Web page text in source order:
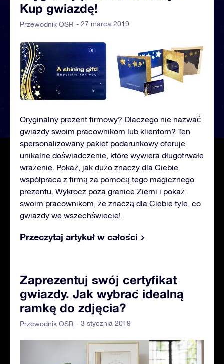
Kup gwiazdę!
Przewodnik OSR - 27 marca 2019
Oryginalny prezent firmowy? Dlaczego nie nazwać
gwiazdy swoim pracownikom lub klientom? Ten
spersonalizowany pakiet podarunkowy oferuje
unikalne doświadczenie, które wywiera długotrwałe
wrażenie. Pokaż, jak dużo znaczy dla Ciebie
współpraca z firmą za pomocą tego magicznego
prezentu. Wykrocz poza granice Ziemi i pokaż
swoim pracownikom, że znaczą dla Ciebie tyle, co
gwiazdy we wszechświecie!
Przeczytaj artykuł w całości
Zaprezentuj swój certyfikat
gwiazdy. Jak wybrać idealną
ramkę do zdjęcia?
Przewodnik OSR - 3 stycznia 2019